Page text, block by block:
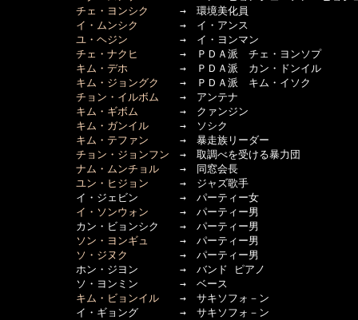
チェ・ヨンシク
→　環境美化員
イ・ムンシク
→　イ・アンス
ユ・ヘジン →　イ・ヨンマン
チェ・ナクヒ
→　ＰＤＡ派　チェ・ヨンソプ
キム・デホ →　ＰＤＡ派　カン・ドンイル
キム・ジョングク
→　ＰＤＡ派　キム・イソク
チョン・イルボム →　アンテナ
キム・ギボム →　クァンジン
キム・ガンイル →　ソシク
キム・テファン →　暴走族リーダー
チョン・ジョンフン →　取調べを受ける暴力団
ナム・ムンチョル →　同窓会長
ユン・ヒジョン →　ジャズ歌手
      　　　イ・ジェビン　　　　→　パーティー女
イ・ソンウォン →　パーティー男
      　　　カン・ビョンシク　　→　パーティー男
ソン・ヨンギュ
→　パーティー男
ソ・ジヌク
→　パーティー男
      　　　ホン・ジヨン　　　　→　バンド ピアノ
      　　　ソ・ヨンミン　　　　→　ベース
キム・ビョンイル →　サキソフォ－ン
      　　　イ・ギョング　　　　→　サキソフォ－ン